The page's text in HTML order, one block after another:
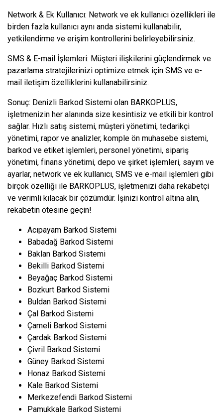
Network & Ek Kullanıcı: Network ve ek kullanıcı özellikleri ile
birden fazla kullanıcı aynı anda sistemi kullanabilir,
yetkilendirme ve erişim kontrollerini belirleyebilirsiniz.
SMS & E-mail İşlemleri: Müşteri ilişkilerini güçlendirmek ve
pazarlama stratejilerinizi optimize etmek için SMS ve e-
mail iletişim özelliklerini kullanabilirsiniz.
Sonuç: Denizli Barkod Sistemi olan BARKOPLUS,
işletmenizin her alanında size kesintisiz ve etkili bir kontrol
sağlar. Hızlı satış sistemi, müşteri yönetimi, tedarikçi
yönetimi, rapor ve analizler, komple ön muhasebe sistemi,
barkod ve etiket işlemleri, personel yönetimi, sipariş
yönetimi, finans yönetimi, depo ve şirket işlemleri, sayım ve
ayarlar, network ve ek kullanıcı, SMS ve e-mail işlemleri gibi
birçok özelliği ile BARKOPLUS, işletmenizi daha rekabetçi
ve verimli kılacak bir çözümdür. İşinizi kontrol altına alın,
rekabetin ötesine geçin!
Acıpayam Barkod Sistemi
Babadağ Barkod Sistemi
Baklan Barkod Sistemi
Bekilli Barkod Sistemi
Beyağaç Barkod Sistemi
Bozkurt Barkod Sistemi
Buldan Barkod Sistemi
Çal Barkod Sistemi
Çameli Barkod Sistemi
Çardak Barkod Sistemi
Çivril Barkod Sistemi
Güney Barkod Sistemi
Honaz Barkod Sistemi
Kale Barkod Sistemi
Merkezefendi Barkod Sistemi
Pamukkale Barkod Sistemi